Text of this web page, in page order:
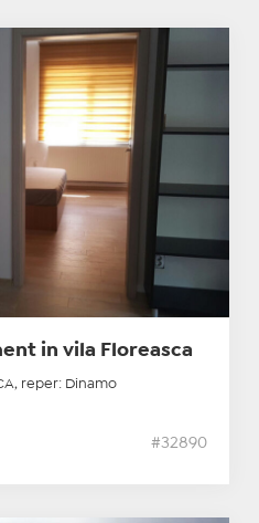
in vila Floreasca
reper: Dinamo
#32890